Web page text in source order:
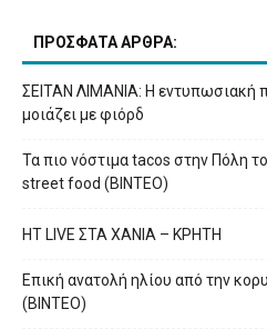
ΠΡΟΣΦΑΤΑ ΑΡΘΡΑ:
ΣΕΙΤΑΝ ΛΙΜΑΝΙΑ: Η εντυπωσιακή
μοιάζει με φιόρδ
Τα πιο νόστιμα tacos στην Πόλη
street food (ΒΙΝΤΕΟ)
HT LIVE ΣΤΑ ΧΑΝΙΑ – ΚΡΗΤΗ
Επική ανατολή ηλίου από την
(ΒΙΝΤΕΟ)